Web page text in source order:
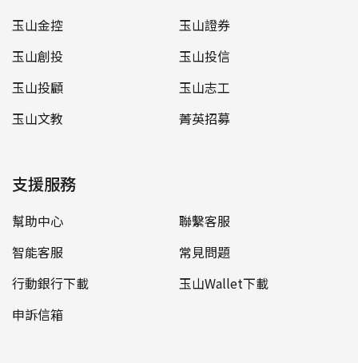
玉山金控
玉山證券
玉山創投
玉山投信
玉山投顧
玉山志工
玉山文教
菁英招募
支援服務
幫助中心
聯繫客服
智能客服
常見問題
行動銀行下載
玉山Wallet下載
申訴信箱